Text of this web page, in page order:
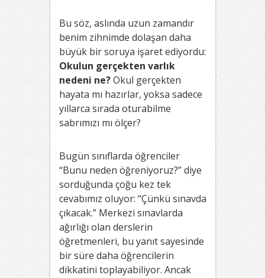
Bu söz, aslında uzun zamandır
benim zihnimde dolaşan daha
büyük bir soruya işaret ediyordu:
Okulun gerçekten varlık
nedeni ne?Okul gerçekten
hayata mı hazırlar, yoksa sadece
yıllarca sırada oturabilme
sabrımızı mı ölçer?
Bugün sınıflarda öğrenciler
“Bunu neden öğreniyoruz?” diye
sorduğunda çoğu kez tek
cevabımız oluyor: “Çünkü sınavda
çıkacak.” Merkezi sınavlarda
ağırlığı olan derslerin
öğretmenleri, bu yanıt sayesinde
bir süre daha öğrencilerin
dikkatini toplayabiliyor. Ancak